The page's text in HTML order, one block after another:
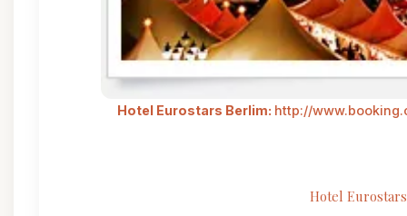
Hotel Eurostars Berlim: http://
Hotel